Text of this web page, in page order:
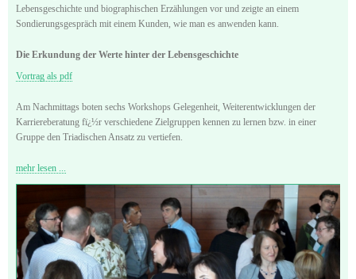
Lebensgeschichte und biographischen Erzählungen vor und zeigte an einem
Sondierungsgespräch mit einem Kunden, wie man es anwenden kann.
Die Erkundung der Werte hinter der Lebensgeschichte
Vortrag als pdf
Am Nachmittags boten sechs Workshops Gelegenheit, Weiterentwicklungen der
Karriereberatung fï¿½r verschiedene Zielgruppen kennen zu lernen bzw. in einer
Gruppe den Triadischen Ansatz zu vertiefen.
mehr lesen ...